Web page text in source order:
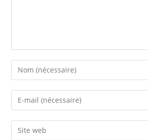
Enter
your
name
Enter
your
email
address
Enter